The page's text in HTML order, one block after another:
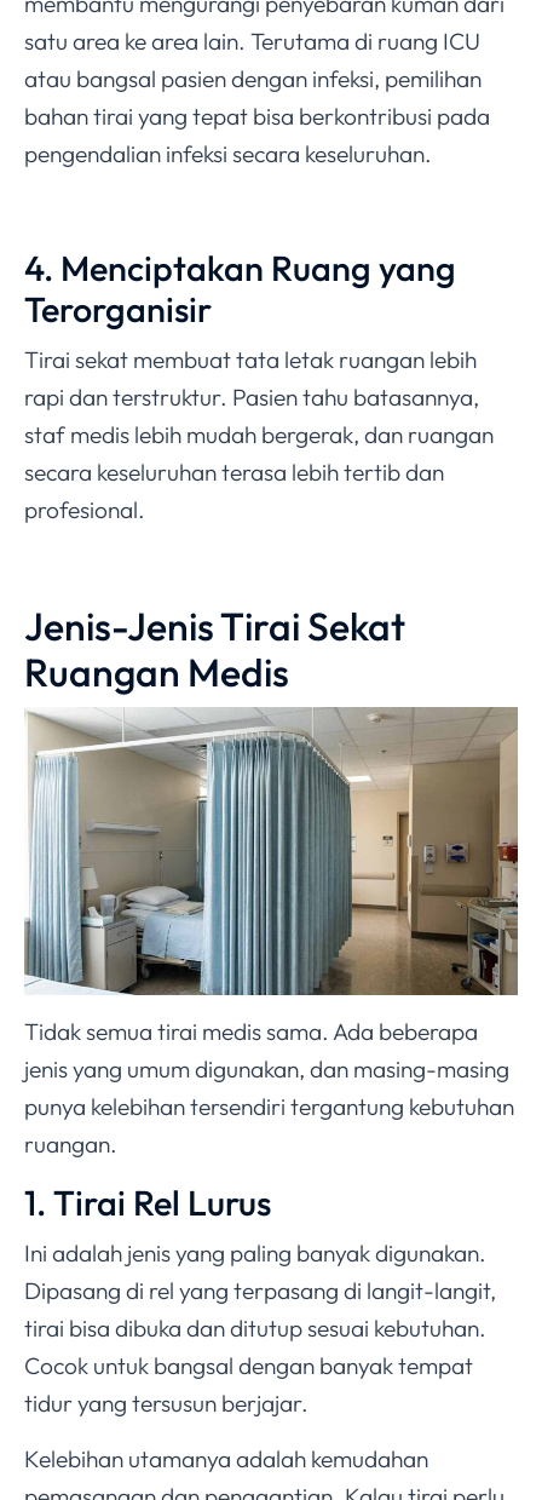
satu area ke area lain. Terutama di ruang ICU
atau bangsal pasien dengan infeksi, pemilihan
bahan tirai yang tepat bisa berkontribusi pada
pengendalian infeksi secara keseluruhan.
4. Menciptakan Ruang yang
Terorganisir
Tirai sekat membuat tata letak ruangan lebih
rapi dan terstruktur. Pasien tahu batasannya,
staf medis lebih mudah bergerak, dan ruangan
secara keseluruhan terasa lebih tertib dan
profesional.
Jenis-Jenis Tirai Sekat
Ruangan Medis
Tidak semua tirai medis sama. Ada beberapa
jenis yang umum digunakan, dan masing-masing
punya kelebihan tersendiri tergantung kebutuhan
ruangan.
1. Tirai Rel Lurus
Ini adalah jenis yang paling banyak digunakan.
Dipasang di rel yang terpasang di langit-langit,
tirai bisa dibuka dan ditutup sesuai kebutuhan.
Cocok untuk bangsal dengan banyak tempat
tidur yang tersusun berjajar.
Kelebihan utamanya adalah kemudahan